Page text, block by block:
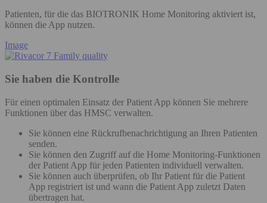
Patienten, für die das BIOTRONIK Home Monitoring aktiviert ist,
können die App nutzen.
Image
Sie haben die Kontrolle
Für einen optimalen Einsatz der Patient App können Sie mehrere
Funktionen über das HMSC verwalten.
Sie können eine Rückrufbenachrichtigung an Ihren Patienten
senden.
Sie können den Zugriff auf die Home Monitoring-Funktionen
der Patient App für jeden Patienten individuell verwalten. ​
Sie können auch überprüfen, ob Ihr Patient für die Patient
App registriert ist und wann die Patient App zuletzt Daten
übertragen hat.